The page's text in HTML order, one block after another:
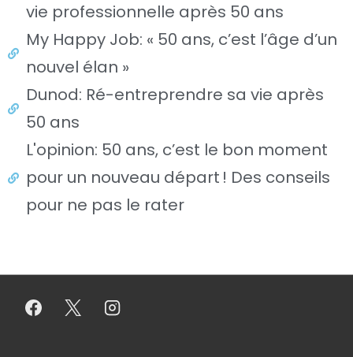
vie professionnelle après 50 ans
My Happy Job: « 50 ans, c’est l’âge d’un
nouvel élan »
Dunod: Ré-entreprendre sa vie après
50 ans
L'opinion: 50 ans, c’est le bon moment
pour un nouveau départ ! Des conseils
pour ne pas le rater